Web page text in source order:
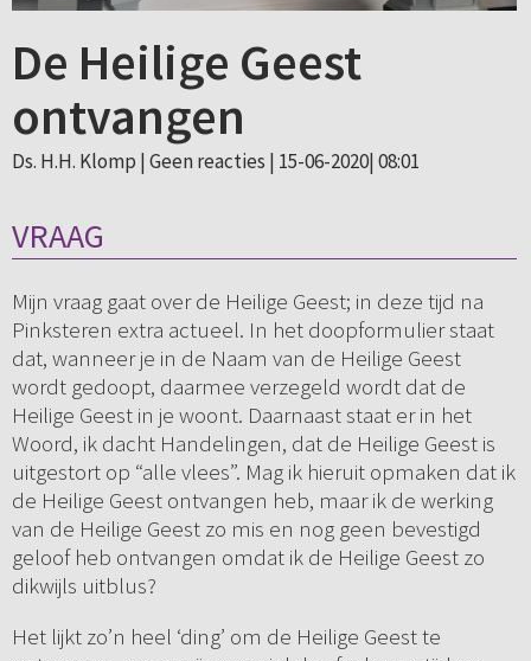
De Heilige Geest
ontvangen
Ds. H.H. Klomp | Geen reacties | 15-06-2020| 08:01
VRAAG
Mijn vraag gaat over de Heilige Geest; in deze tijd na
Pinksteren extra actueel. In het doopformulier staat
dat, wanneer je in de Naam van de Heilige Geest
wordt gedoopt, daarmee verzegeld wordt dat de
Heilige Geest in je woont. Daarnaast staat er in het
Woord, ik dacht Handelingen, dat de Heilige Geest is
uitgestort op “alle vlees”. Mag ik hieruit opmaken dat ik
de Heilige Geest ontvangen heb, maar ik de werking
van de Heilige Geest zo mis en nog geen bevestigd
geloof heb ontvangen omdat ik de Heilige Geest zo
dikwijls uitblus?
Het lijkt zo’n heel ‘ding’ om de Heilige Geest te